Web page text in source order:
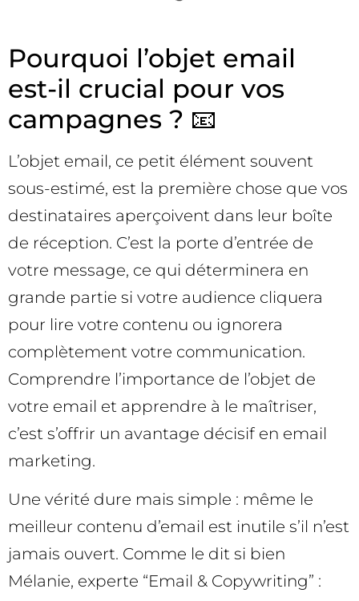
Pourquoi l’objet email
est-il crucial pour vos
campagnes ? 📧
L’objet email, ce petit élément souvent
sous-estimé, est la première chose que vos
destinataires aperçoivent dans leur boîte
de réception. C’est la porte d’entrée de
votre message, ce qui déterminera en
grande partie si votre audience cliquera
pour lire votre contenu ou ignorera
complètement votre communication.
Comprendre l’importance de l’objet de
votre email et apprendre à le maîtriser,
c’est s’offrir un avantage décisif en email
marketing.
Une vérité dure mais simple : même le
meilleur contenu d’email est inutile s’il n’est
jamais ouvert. Comme le dit si bien
Mélanie, experte “Email & Copywriting” :